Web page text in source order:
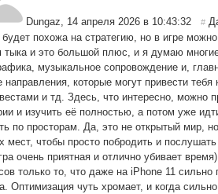
Dungaz, 14 апреля 2026 в 10:43:32 #
будет похожа на стратегию, но в игре
тыка и это большой плюс, и я думаю
музыкальное сопровождение и,
направления, которые могут привести
и тд. Здесь, что интересно, можно
и изучить её полностью, а потом уже
по просторам. Да, это не открытый мир,
мест, чтобы просто побродить и
очень приятная и отлично убивает время)
только то, что даже на iPhone 11
Оптимизация чуть хромает, и когда